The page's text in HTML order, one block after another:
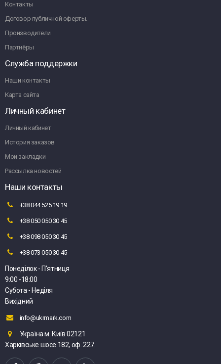
Контакты
Договор публичной оферты.
Производители
Партнёры
Служба поддержки
Наши контакты
Карта сайта
Личный кабинет
Личный кабинет
История заказов
Мои закладки
Рассылка новостей
Наши контакты
+38 044 525 19 19
+38 050 050 30 45
+38 098 050 30 45
+38 073 050 30 45
Понеділок - П'ятниця
9:00 -18:00
Субота - Неділя
Вихідний
info@ukrmark.com
Україна м. Київ 02121
Харківське шосе 182, оф. 227.